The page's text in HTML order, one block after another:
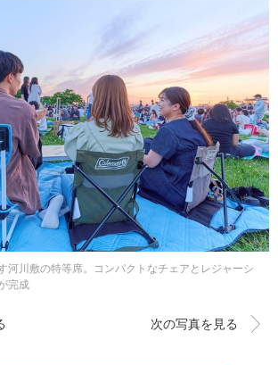
河川敷の特等席。コンパクトなチェアとレジャーシ
完成
次の写真を見る